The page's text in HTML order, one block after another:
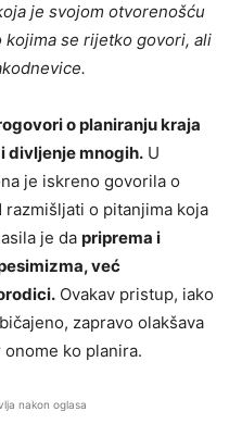
je svojom otvorenošću
kojima se rijetko govori, ali
o planiranju kraja
divljenje mnogih. U
je iskreno govorila o
o pitanjima koja
je da priprema i
već
Ovakav pristup, iako
zapravo olakšava
ko planira.
nakon oglasa